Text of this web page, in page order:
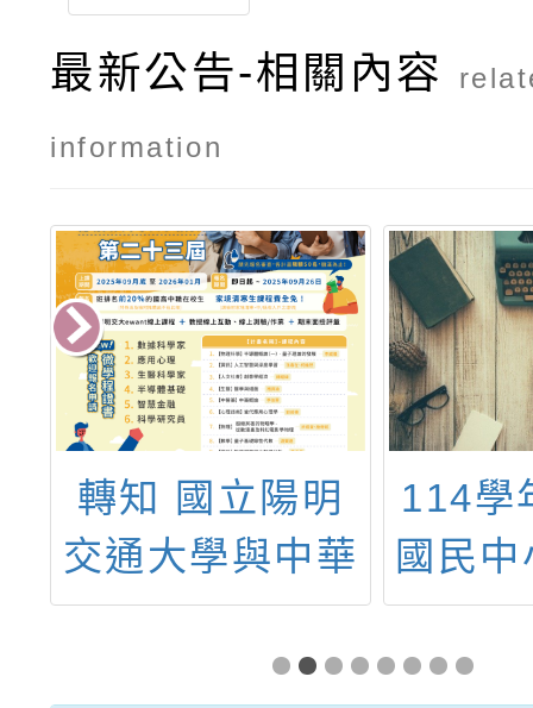
最新公告-相關內容
information
轉知 國立陽明
交通大學與中華
國際創新教育資
源交流協會辦理
114學
國民
教學
品質